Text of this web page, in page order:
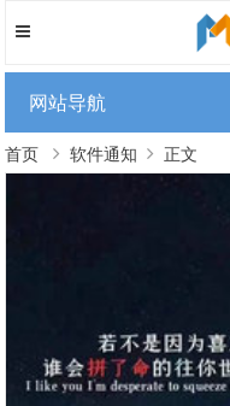
网站导航
首页 软件通知 正文